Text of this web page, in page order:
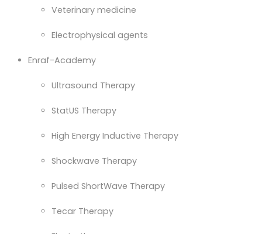
Veterinary medicine
Electrophysical agents
Enraf-Academy
Ultrasound Therapy
StatUS Therapy
High Energy Inductive Therapy
Shockwave Therapy
Pulsed ShortWave Therapy
Tecar Therapy